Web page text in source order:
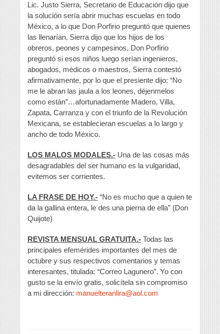
Lic. Justo Sierra, Secretario de Educación dijo que
la solución sería abrir muchas escuelas en todo
México, a lo que Don Porfirio preguntó que quienes
las llenarían, Sierra dijo que los hijos de los
obreros, peones y campesinos, Don Porfirio
preguntó si esos niños luego serían ingenieros,
abogados, médicos o maestros, Sierra contestó
afirmativamente, por lo que el presiente dijo: “No
me le abran las jaula a los leones, déjenmelos
como están”…afortunadamente Madero, Villa,
Zapata, Carranza y con el triunfo de la Revolución
Mexicana, se establecieran escuelas a lo largo y
ancho de todo México.
LOS MALOS MODALES.- Una de las cosas más
desagradables del ser humano es la vulgaridad,
evitemos ser corrientes.
LA FRASE DE HOY.- “No es mucho que a quien te
da la gallina entera, le des una pierna de ella” (Don
Quijote)
REVISTA MENSUAL GRATUITA.- Todas las
principales efemérides importantes del mes de
octubre y sus respectivos comentarios y temas
interesantes, titulada: “Correo Lagunero”. Yo con
gusto se la envío gratis, solicítela sin compromiso
a mi dirección: manuelteranlira@aol.com